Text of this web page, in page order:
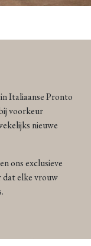
Italiaanse Pronto
voorkeur
nieuwe
ons exclusieve
dat elke vrouw